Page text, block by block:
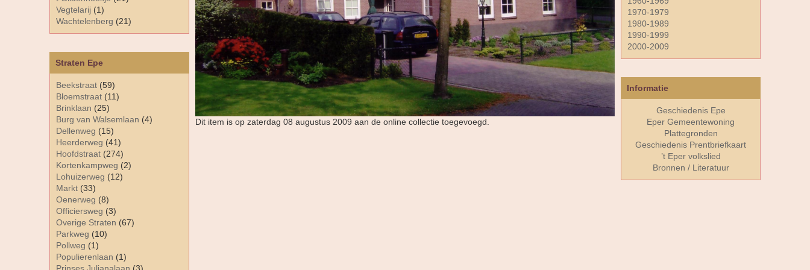
Straten Epe
Beekstraat (59)
Bloemstraat (11)
Brinklaan (25)
Burg van Walsemlaan (4)
Dellenweg (15)
Heerderweg (41)
Hoofdstraat (274)
Kortenkampweg (2)
Lohuizerweg (12)
Markt (33)
Oenerweg (8)
Officiersweg (3)
Overige Straten (67)
Parkweg (10)
Pollweg (1)
Populierenlaan (1)
Vegtelarij (1)
Wachtelenberg (21)
Dit item is op zaterdag 08 augustus 2009 aan de online collectie toegevoegd.
1970-1979
1980-1989
1990-1999
2000-2009
Informatie
Geschiedenis Epe
Eper Gemeentewoning
Plattegronden
Geschiedenis Prentbriefkaart
’t Eper volkslied
Bronnen / Literatuur